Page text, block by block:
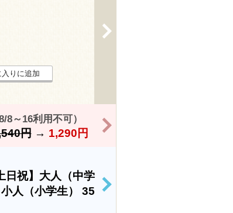
入りに追加
～16利用不可）
円→ 1,290円
日祝】大人（中学
人（小学生） 35
>